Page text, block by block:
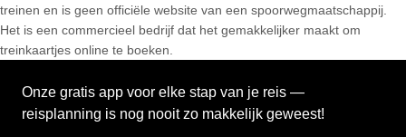
treinen en is geen officiële website van een spoorwegmaatschappij.
Het is een commercieel bedrijf dat het gemakkelijker maakt om
treinkaartjes online te boeken.
Onze gratis app voor elke stap van je reis —
reisplanning is nog nooit zo makkelijk geweest!